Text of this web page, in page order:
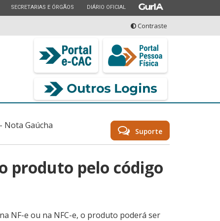
ESTADO
SECRETARIAS E ÓRGÃOS ESTADO
DIÁRIO OFICIAL ESTADO
Contraste
serviço
Nota Gaúcha
Suporte
produto pelo código
NF-e ou na NFC-e, o produto poderá ser